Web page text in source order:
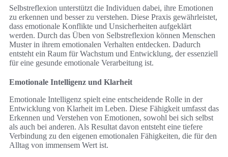
Selbstreflexion unterstützt die Individuen dabei, ihre Emotionen
zu erkennen und besser zu verstehen. Diese Praxis gewährleistet,
dass emotionale Konflikte und Unsicherheiten aufgeklärt
werden. Durch das Üben von Selbstreflexion können Menschen
Muster in ihrem emotionalen Verhalten entdecken. Dadurch
entsteht ein Raum für Wachstum und Entwicklung, der essenziell
für eine gesunde emotionale Verarbeitung ist.
Emotionale Intelligenz und Klarheit
Emotionale Intelligenz spielt eine entscheidende Rolle in der
Entwicklung von Klarheit im Leben. Diese Fähigkeit umfasst das
Erkennen und Verstehen von Emotionen, sowohl bei sich selbst
als auch bei anderen. Als Resultat davon entsteht eine tiefere
Verbindung zu den eigenen emotionalen Fähigkeiten, die für den
Alltag von immensem Wert ist.